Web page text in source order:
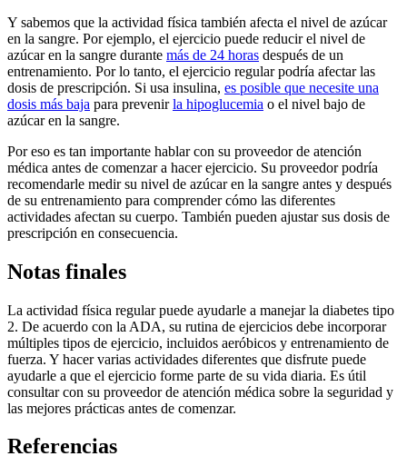
Y sabemos que la actividad física también afecta el nivel de azúcar
en la sangre. Por ejemplo, el ejercicio puede reducir el nivel de
azúcar en la sangre durante más de 24 horas después de un
entrenamiento. Por lo tanto, el ejercicio regular podría afectar las
dosis de prescripción. Si usa insulina, es posible que necesite una
dosis más baja para prevenirla hipoglucemia o el nivel bajo de
azúcar en la sangre.
Por eso es tan importante hablar con su proveedor de atención
médica antes de comenzar a hacer ejercicio. Su proveedor podría
recomendarle medir su nivel de azúcar en la sangre antes y después
de su entrenamiento para comprender cómo las diferentes
actividades afectan su cuerpo. También pueden ajustar sus dosis de
prescripción en consecuencia.
Notas finales
La actividad física regular puede ayudarle a manejar la diabetes tipo
2. De acuerdo con la ADA, su rutina de ejercicios debe incorporar
múltiples tipos de ejercicio, incluidos aeróbicos y entrenamiento de
fuerza. Y hacer varias actividades diferentes que disfrute puede
ayudarle a que el ejercicio forme parte de su vida diaria. Es útil
consultar con su proveedor de atención médica sobre la seguridad y
las mejores prácticas antes de comenzar.
Referencias